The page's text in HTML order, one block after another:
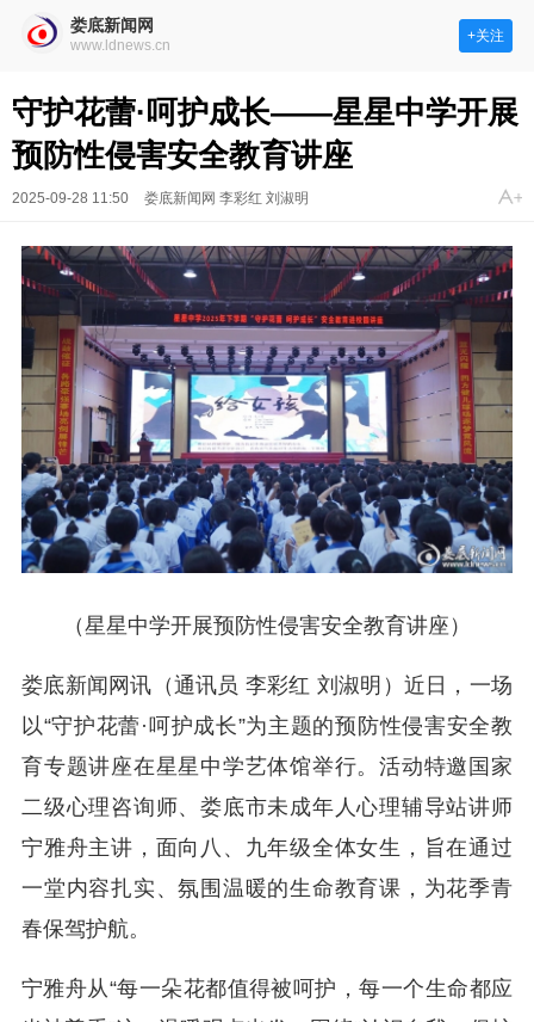
娄底新闻网
www.ldnews.cn
+关注
守护花蕾·呵护成长——星星中学开展
预防性侵害安全教育讲座
2025-09-28 11:50 娄底新闻网 李彩红 刘淑明
（星星中学开展预防性侵害安全教育讲座）
娄底新闻网讯（通讯员 李彩红 刘淑明）近日，一场
以“守护花蕾·呵护成长”为主题的预防性侵害安全教
育专题讲座在星星中学艺体馆举行。活动特邀国家
二级心理咨询师、娄底市未成年人心理辅导站讲师
宁雅舟主讲，面向八、九年级全体女生，旨在通过
一堂内容扎实、氛围温暖的生命教育课，为花季青
春保驾护航。
宁雅舟从“每一朵花都值得被呵护，每一个生命都应